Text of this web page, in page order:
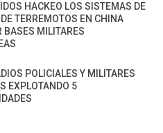
HACKEO LOS SISTEMAS DE
TERREMOTOS EN CHINA
BASES MILITARES
POLICIALES Y MILITARES
EXPLOTANDO 5